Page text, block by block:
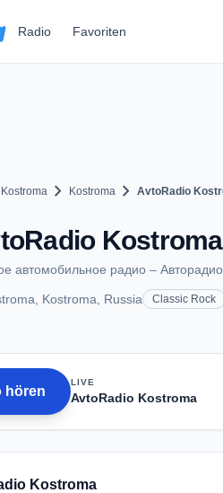
Radio Favoriten
Kostroma chevron_right Kostroma chevron_right AvtoRadio
автомобильное радио – Авторадио
Kostroma, Russia Classic Rock
hören
LIVE
AvtoRadio Kostroma
Kostroma